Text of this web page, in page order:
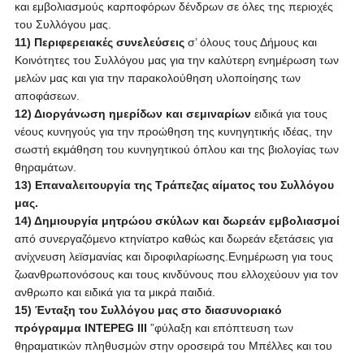
και εμβολιασμούς καρποφόρων δένδρων σε όλες της περιοχές
του Συλλόγου μας.
11) Περιφερειακές συνελεύσειςσ’ όλους τους Δήμους και
Κοινότητες του Συλλόγου μας για την καλύτερη ενημέρωση των
μελών μας και για την παρακολούθηση υλοποίησης των
αποφάσεων.
12) Διοργάνωση ημερίδων και σεμιναρίωνειδικά για τους
νέους κυνηγούς για την προώθηση της κυνηγητικής ιδέας, την
σωστή εκμάθηση του κυνηγητικού όπλου και της βιολογίας των
θηραμάτων.
13) Επαναλειτουργία της Τράπεζας αίματος του Συλλόγου
μας.
14) Δημιουργία μητρώου σκύλων και δωρεάν εμβολιασμοί
από συνεργαζόμενο κτηνίατρο καθώς και δωρεάν εξετάσεις για
ανίχνευση λεϊσμανίας και διροφιλαρίωσης.Ενημέρωση για τους
ζωανθρωπονόσους και τους κινδύνους που ελλοχεύουν για τον
ανθρωπο και ειδικά για τα μικρά παιδιά.
15) Ένταξη του Συλλόγου μας στο διασυνοριακό
πρόγραμμα INTEPEG III ”φύλαξη και επόπτευση των
θηραματικών πληθυσμών στην οροσειρά του Μπέλλες και του